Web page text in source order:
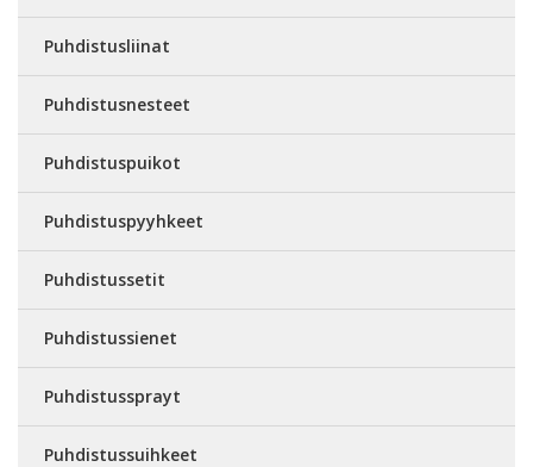
Puhdistusliinat
Puhdistusnesteet
Puhdistuspuikot
Puhdistuspyyhkeet
Puhdistussetit
Puhdistussienet
Puhdistussprayt
Puhdistussuihkeet